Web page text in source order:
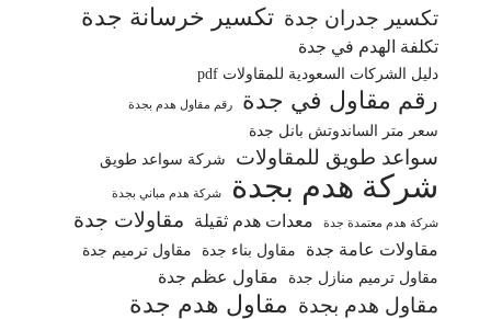
تكسير جدران جدة تكسير خرسانة جدة
تكلفة الهدم في جدة
دليل الشركات السعودية للمقاولات pdf
رقم مقاول في جدة رقم مقاول هدم بجدة
سعر متر الساندوتش بانل جدة
سواعد طويق للمقاولات شركة سواعد طويق
شركة هدم بجدة شركة هدم مباني بجدة
شركة هدم معتمدة جدة معدات هدم ثقيلة مقاولات جدة
مقاولات عامة جدة مقاول بناء جدة
مقاول ترميم جدة
مقاول ترميم منازل جدة
مقاول عظم جدة
مقاول هدم بجدة مقاول هدم جدة